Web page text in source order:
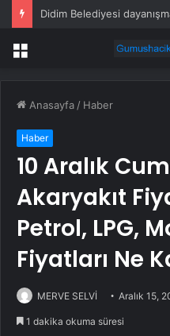
Didim Belediyesi
Menü
Anasayfa / Haber
Haber
10 Aralık
Akaryakıt
Petrol, LPG,
Fiyatları Ne
MERVE SELVİ Aralık 15,
1 dakika okuma süresi